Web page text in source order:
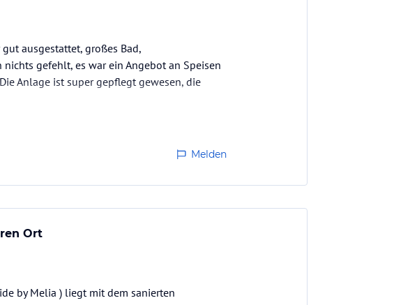
ausgestattet, großes Bad,
gefehlt, es war ein Angebot an Speisen
Anlage ist super gepflegt gewesen, die
Melden
Ort
by Melia ) liegt mit dem sanierten